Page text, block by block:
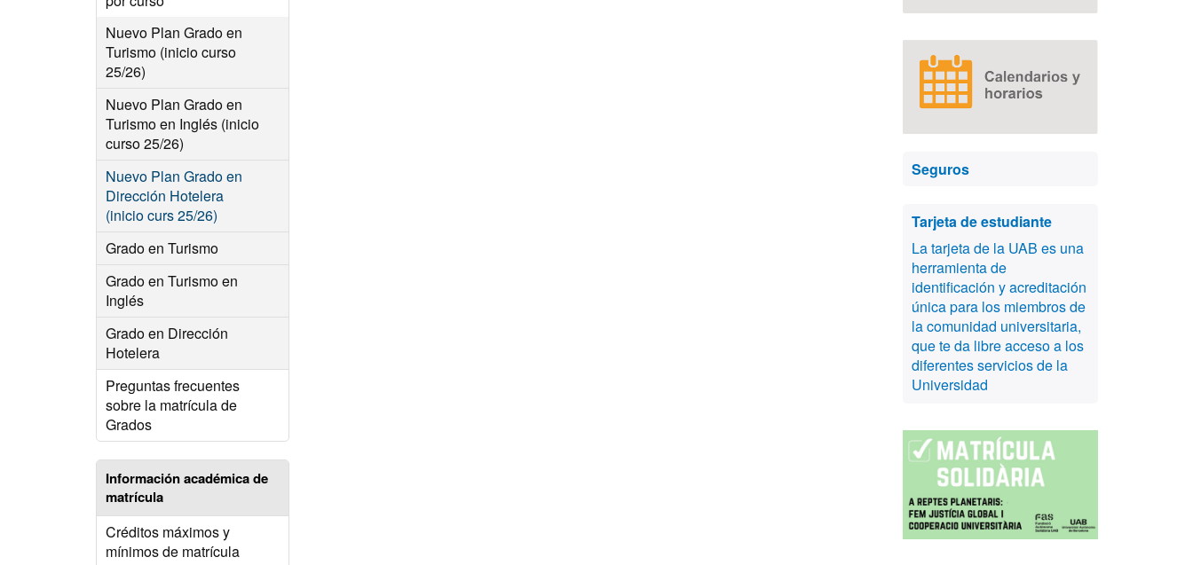
Nuevo Plan Grado en
Turismo (inicio curso
25/26)
Nuevo Plan Grado en
Turismo en Inglés (inicio
curso 25/26)
Nuevo Plan Grado en
Dirección Hotelera
(inicio curs 25/26)
Grado en Turismo
Grado en Turismo en
Inglés
Grado en Dirección
Hotelera
Preguntas frecuentes
sobre la matrícula de
Grados
Información académica de
matrícula
Créditos máximos y
mínimos de matrícula
Seguros
Tarjeta de estudiante
La tarjeta de la UAB es una
herramienta de
identificación y acreditación
única para los miembros de
la comunidad universitaria,
que te da libre acceso a los
diferentes servicios de la
Universidad